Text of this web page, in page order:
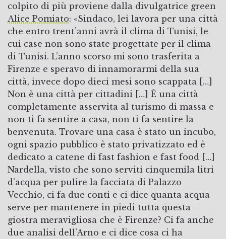
colpito di più proviene dalla divulgatrice green
Alice Pomiato: «Sindaco, lei lavora per una città
che entro trent’anni avrà il clima di Tunisi, le
cui case non sono state progettate per il clima
di Tunisi. L’anno scorso mi sono trasferita a
Firenze e speravo di innamorarmi della sua
città, invece dopo dieci mesi sono scappata […]
Non è una città per cittadini […] È una città
completamente asservita al turismo di massa e
non ti fa sentire a casa, non ti fa sentire la
benvenuta. Trovare una casa è stato un incubo,
ogni spazio pubblico è stato privatizzato ed è
dedicato a catene di fast fashion e fast food […]
Nardella, visto che sono serviti cinquemila litri
d’acqua per pulire la facciata di Palazzo
Vecchio, ci fa due conti e ci dice quanta acqua
serve per mantenere in piedi tutta questa
giostra meravigliosa che è Firenze? Ci fa anche
due analisi dell’Arno e ci dice cosa ci ha